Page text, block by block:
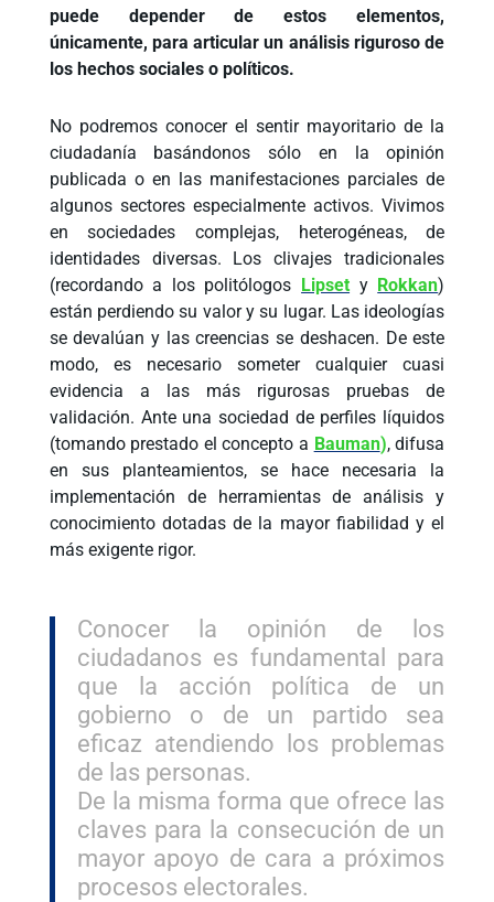
puede depender de estos elementos,
únicamente, para articular un análisis riguroso de
los hechos sociales o políticos.
No podremos conocer el sentir mayoritario de la
ciudadanía basándonos sólo en la opinión
publicada o en las manifestaciones parciales de
algunos sectores especialmente activos. Vivimos
en sociedades complejas, heterogéneas, de
identidades diversas. Los clivajes tradicionales
(recordando a los politólogos Lipset y Rokkan)
están perdiendo su valor y su lugar. Las ideologías
se devalúan y las creencias se deshacen. De este
modo, es necesario someter cualquier cuasi
evidencia a las más rigurosas pruebas de
validación. Ante una sociedad de perfiles líquidos
(tomando prestado el concepto a Bauman), difusa
en sus planteamientos, se hace necesaria la
implementación de herramientas de análisis y
conocimiento dotadas de la mayor fiabilidad y el
más exigente rigor.
Conocer la opinión de los
ciudadanos es fundamental para
que la acción política de un
gobierno o de un partido sea
eficaz atendiendo los problemas
de las personas.
De la misma forma que ofrece las
claves para la consecución de un
mayor apoyo de cara a próximos
procesos electorales.